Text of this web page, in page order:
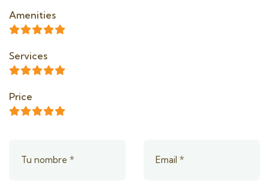
Amenities
Services
Price